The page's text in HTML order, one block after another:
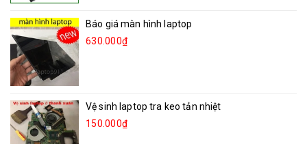
Báo giá màn hình laptop
630.000₫
Vệ sinh laptop tra keo tản nhiệt
150.000₫